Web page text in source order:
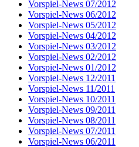
Vorspiel-News 07/2012
Vorspiel-News 06/2012
Vorspiel-News 05/2012
Vorspiel-News 04/2012
Vorspiel-News 03/2012
Vorspiel-News 02/2012
Vorspiel-News 01/2012
Vorspiel-News 12/2011
Vorspiel-News 11/2011
Vorspiel-News 10/2011
Vorspiel-News 09/2011
Vorspiel-News 08/2011
Vorspiel-News 07/2011
Vorspiel-News 06/2011